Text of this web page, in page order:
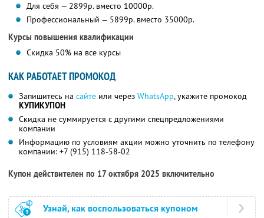
Для себя — 2899р. вместо 10000р.
Профессиональный — 5899р. вместо 35000р.
Курсы повышения квалификации
Скидка 50% на все курсы
КАК РАБОТАЕТ ПРОМОКОД
Запишитесь на сайте или через WhatsApp, укажите промокод
КУПИКУПОН
Скидка не суммируется с другими спецпредложениями
компании
Информацию по условиям акции можно уточнить по телефону
компании: +7 (915) 118-58-02
Купон действителен по 17 октября 2025 включительно
Узнай, как воспользоваться купоном